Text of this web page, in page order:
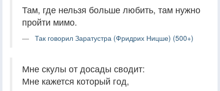
Там, где нельзя больше любить, там нужно
пройти мимо.
Так говорил Заратустра (Фридрих Ницше) (500+)
Мне скулы от досады сводит:
Мне кажется который год,